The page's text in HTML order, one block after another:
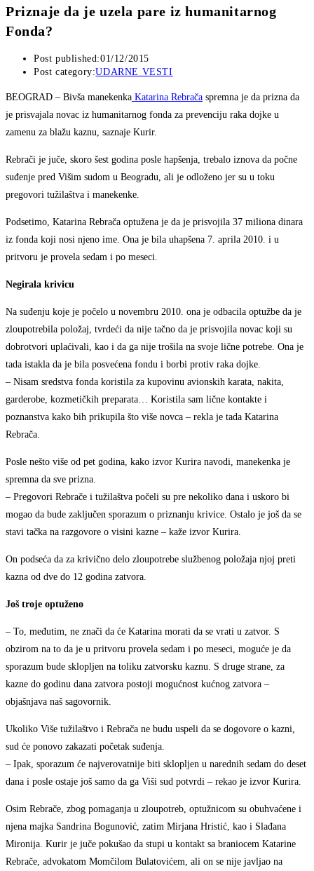
Priznaje da je uzela pare iz humanitarnog
Fonda?
Post published:01/12/2015
Post category:UDARNE VESTI
BEOGRAD – Bivša manekenka Katarina Rebrača spremna je da prizna da
je prisvajala novac iz humanitarnog fonda za prevenciju raka dojke u
zamenu za blažu kaznu, saznaje Kurir.
Rebrači je juče, skoro šest godina posle hapšenja, trebalo iznova da počne
suđenje pred Višim sudom u Beogradu, ali je odloženo jer su u toku
pregovori tužilaštva i manekenke.
Podsetimo, Katarina Rebrača optužena je da je prisvojila 37 miliona dinara
iz fonda koji nosi njeno ime. Ona je bila uhapšena 7. aprila 2010. i u
pritvoru je provela sedam i po meseci.
Negirala krivicu
Na suđenju koje je počelo u novembru 2010. ona je odbacila optužbe da je
zloupotrebila položaj, tvrdeći da nije tačno da je prisvojila novac koji su
dobrotvori uplaćivali, kao i da ga nije trošila na svoje lične potrebe. Ona je
tada istakla da je bila posvećena fondu i borbi protiv raka dojke.
– Nisam sredstva fonda koristila za kupovinu avionskih karata, nakita,
garderobe, kozmetičkih preparata… Koristila sam lične kontakte i
poznanstva kako bih prikupila što više novca – rekla je tada Katarina
Rebrača.
Posle nešto više od pet godina, kako izvor Kurira navodi, manekenka je
spremna da sve prizna.
– Pregovori Rebrače i tužilaštva počeli su pre nekoliko dana i uskoro bi
mogao da bude zaključen sporazum o priznanju krivice. Ostalo je još da se
stavi tačka na razgovore o visini kazne – kaže izvor Kurira.
On podseća da za krivično delo zloupotrebe službenog položaja njoj preti
kazna od dve do 12 godina zatvora.
Još troje optuženo
– To, međutim, ne znači da će Katarina morati da se vrati u zatvor. S
obzirom na to da je u pritvoru provela sedam i po meseci, moguće je da
sporazum bude sklopljen na toliku zatvorsku kaznu. S druge strane, za
kazne do godinu dana zatvora postoji mogućnost kućnog zatvora –
objašnjava naš sagovornik.
Ukoliko Više tužilaštvo i Rebrača ne budu uspeli da se dogovore o kazni,
sud će ponovo zakazati početak suđenja.
– Ipak, sporazum će najverovatnije biti sklopljen u narednih sedam do deset
dana i posle ostaje još samo da ga Viši sud potvrdi – rekao je izvor Kurira.
Osim Rebrače, zbog pomaganja u zloupotreb, optužnicom su obuhvaćene i
njena majka Sandrina Bogunović, zatim Mirjana Hristić, kao i Slađana
Mironija. Kurir je juče pokušao da stupi u kontakt sa braniocem Katarine
Rebrače, advokatom Momčilom Bulatovićem, ali on se nije javljao na